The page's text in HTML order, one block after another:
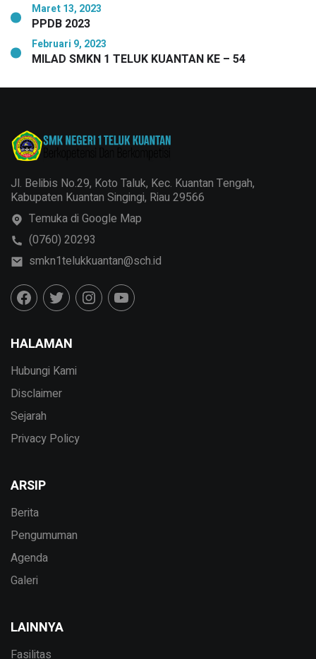
Maret 13, 2023
PPDB 2023
Februari 9, 2023
MILAD SMKN 1 TELUK KUANTAN KE – 54
Jl. Belibis No.29, Koto Taluk, Kec. Kuantan Tengah,
Kabupaten Kuantan Singingi, Riau 29566
Temuka di Google Map
(0760) 20293
smkn1telukkuantan@sch.id
HALAMAN
Hubungi Kami
Disclaimer
Sejarah
Privacy Policy
ARSIP
Berita
Pengumuman
Agenda
Galeri
LAINNYA
Fasilitas